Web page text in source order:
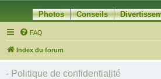
Photos Conseils
FAQ
Index du forum
- Politique de confidentialité